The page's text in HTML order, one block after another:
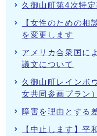
久御山町第4次特
【女性のための相
を変更します
アメリカ合衆国に
議文について
久御山町レインボ
女共同参画プラン
障害を理由とする
【中止します】平